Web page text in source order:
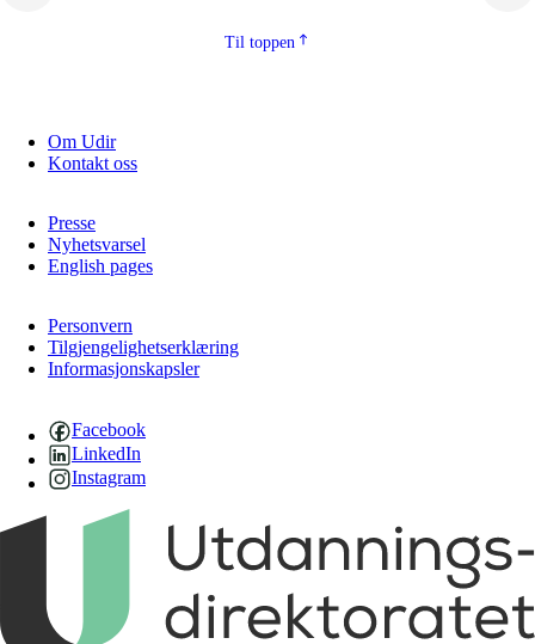
Til toppen
Om Udir
Kontakt oss
Presse
Nyhetsvarsel
English pages
Personvern
Tilgjengelighetserklæring
Informasjonskapsler
Facebook
LinkedIn
Instagram